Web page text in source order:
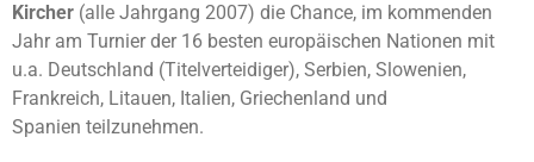
Kircher (alle Jahrgang 2007) die Chance, im kommenden
Jahr am Turnier der 16 besten europäischen Nationen mit
u.a. Deutschland (Titelverteidiger), Serbien, Slowenien,
Frankreich, Litauen, Italien, Griechenland und
Spanien teilzunehmen.